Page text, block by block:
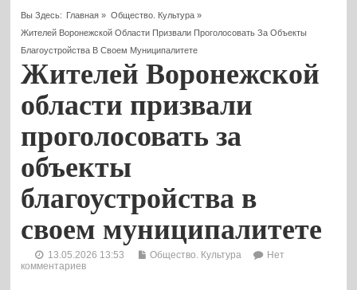
Вы Здесь: Главная » Общество. Культура»
Жителей Воронежской Области Призвали Проголосовать За Объекты
Благоустройства В Своем Муниципалитете
Жителей Воронежской
области призвали
проголосовать за
объекты
благоустройства в
своем муниципалитете
13.05.2026 13:53 Общество. Культура
Нет
комментариев